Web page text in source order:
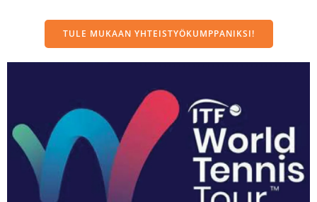
TULE MUKAAN YHTEISTYÖKUMPPANIKSI!